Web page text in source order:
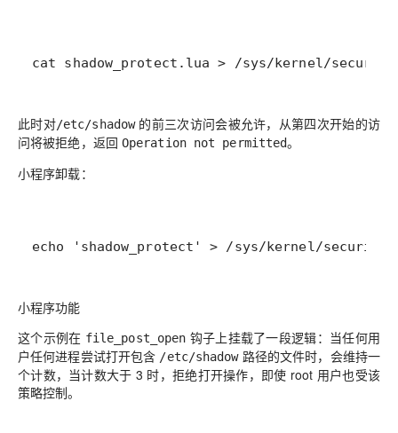
cat shadow_protect.lua > /sys/kernel/
此时对/etc/shadow的前三次访问会被允许，从第四次开始的访
问将被拒绝，返回 Operation not permitted。
小程序卸载：
echo 'shadow_protect' > /sys/kernel/
小程序功能
这个示例在 file_post_open 钩子上挂载了一段逻辑：当任何用
户任何进程尝试打开包含 /etc/shadow路径的文件时，会维持一
个计数，当计数大于 3 时，拒绝打开操作，即使 root 用户也受该
策略控制。